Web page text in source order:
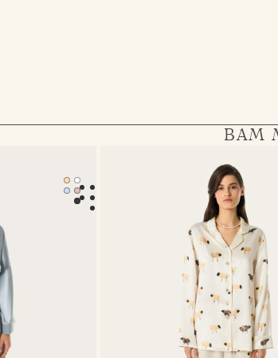
ВАМ
Классическая пижама Serena